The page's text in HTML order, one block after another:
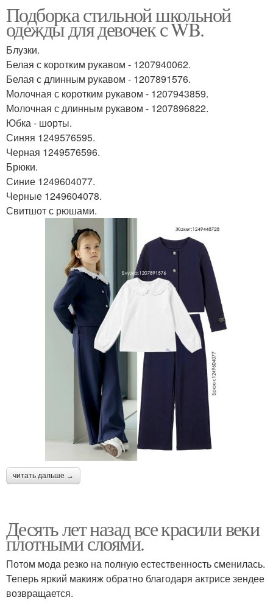
Подборка стильной школьной
одежды для девочек с WB.
Блузки.
Белая с коротким рукавом - 1207940062.
Белая с длинным рукавом - 1207891576.
Молочная с коротким рукавом - 1207943859.
Молочная с длинным рукавом - 1207896822.
Юбка - шорты.
Синяя 1249576595.
Черная 1249576596.
Брюки.
Синие 1249604077.
Черные 1249604078.
Свитшот с рюшами.
читать дальше →
Десять лет назад все красили веки
плотными слоями.
Потом мода резко на полную естественность сменилась.
Теперь яркий макияж обратно благодаря актрисе зендее
возвращается.